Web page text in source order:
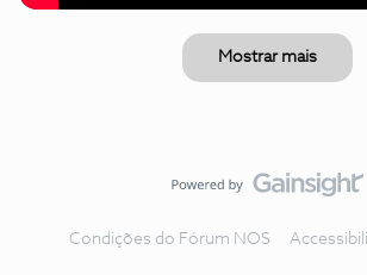
Mostrar mais
Condições do Fórum NOS